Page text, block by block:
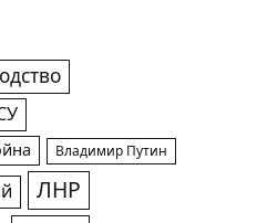
Владимир Путин
ЛНР